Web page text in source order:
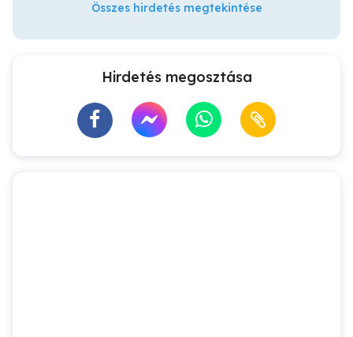
Összes hirdetés megtekintése
Hirdetés megosztása